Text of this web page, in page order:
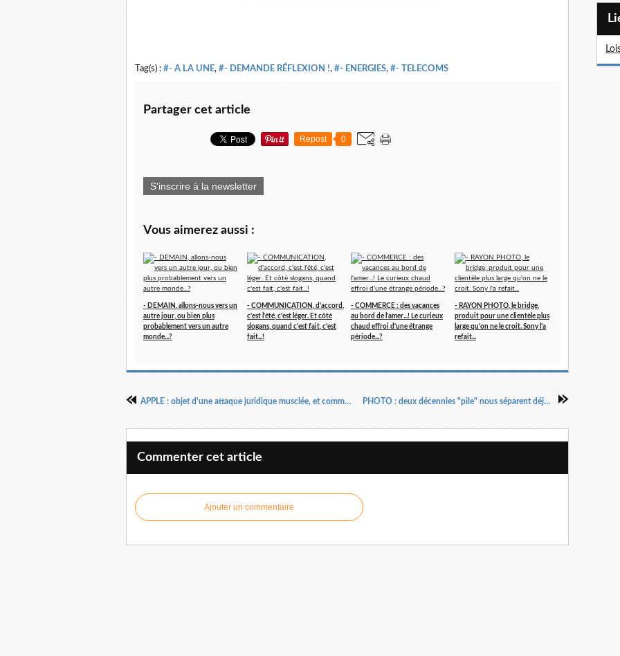
Tag(s) : #- A LA UNE, #- DEMANDE RÉFLEXION !, #- ENERGIES, #- TELECOMS
Partager cet article
Repost 0
S'inscrire à la newsletter
Vous aimerez aussi :
- DEMAIN, allons-nous vers un
autre jour, ou bien plus
probablement vers un autre
monde...?
- COMMUNICATION, d'accord,
c'est l'été, c'est léger. Et côté
slogans, quand c'est fait, c'est
fait...!
- COMMERCE : des vacances
au bord de l'amer...! Le curieux
chaud effroi d'une étrange
période...?
- RAYON PHOTO, le bridge,
produit pour une clientèle plus
large qu'on ne le croit. Sony l'a
refait...
APPLE : objet d'une attaque juridique musclée, et commentaires bien souvent fort accusateurs... PHOTO : deux décennies "pile" nous séparent déjà d'un bouleversement sans retour...
Commenter cet article
Ajouter un commentaire